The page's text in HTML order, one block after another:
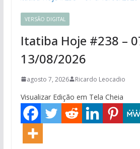
VERSÃO DIGITAL
Itatiba Hoje #238 –
13/08/2026
agosto 7, 2026 Ricardo Leocadio
Visualizar Edição em Tela Cheia